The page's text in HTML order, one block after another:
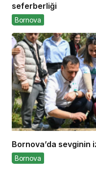
seferberliği
Bornova
Bornova’da sevginin
Bornova